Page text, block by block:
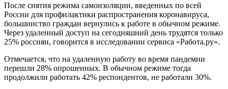
После снятия режима самоизоляции, введенных по всей
России для профилактики распространения коронавируса,
большинство граждан вернулись к работе в обычном режиме.
Через удаленный доступ на сегодняшний день трудятся только
25% россиян, говорится в исследовании сервиса «Работа.ру».
Отмечается, что на удаленную работу во время пандемии
перешли 28% опрошенных. В обычном режиме тогда
продолжили работать 42% респондентов, не работали 30%.